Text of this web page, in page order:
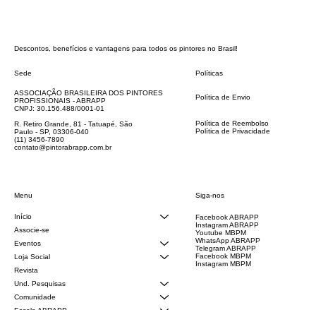
Descontos, benefícios e vantagens para todos os pintores no Brasil!
Sede
ASSOCIAÇÃO BRASILEIRA DOS PINTORES
PROFISSIONAIS - ABRAPP
CNPJ: 30.156.488/0001-01
R. Retiro Grande, 81 - Tatuapé, São
Paulo - SP, 03306-040
(11) 3456-7890
contato@pintorabrapp.com.br
Menu
Início
Associe-se
Eventos
Loja Social
Revista
Und. Pesquisas
Comunidade
Políticas
Política de Envio
Política de Reembolso
Política de Privacidade
Siga-nos
Facebook ABRAPP
Instagram ABRAPP
Youtube MBPM
WhatsApp ABRAPP
Telegram ABRAPP
Facebook MBPM
Instagram MBPM